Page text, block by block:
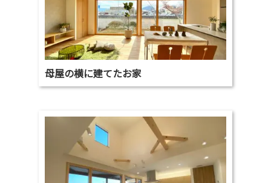
母屋の横に建てたお家